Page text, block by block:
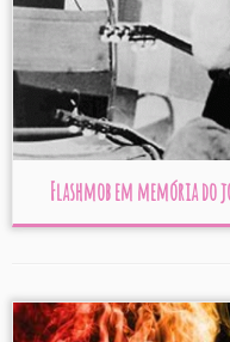
Flashmob em memória